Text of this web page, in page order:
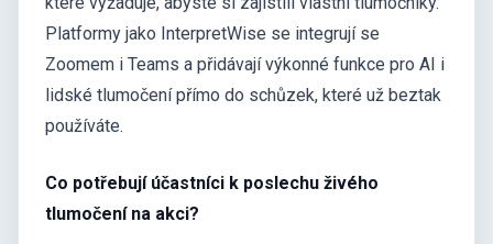
Platformy jako InterpretWise se integrují se
Zoomem i Teams a přidávají výkonné funkce pro AI i
lidské tlumočení přímo do schůzek, které už beztak
používáte.
Co potřebují účastníci k poslechu živého
tlumočení na akci?